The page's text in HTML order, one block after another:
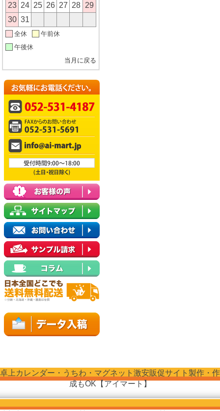
23 24 25 26 27 28 29
30 31
全休
午前休
午後休
当月に戻る
卓上カレンダー・うちわ・マグネット激安販促サイト製作・作
成もOK【アイマート】